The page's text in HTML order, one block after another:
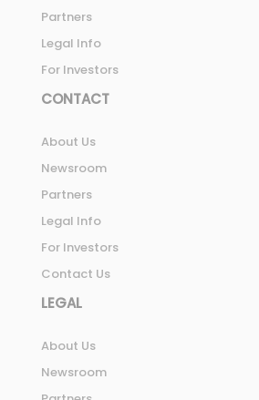
Partners
Legal Info
For Investors
CONTACT
About Us
Newsroom
Partners
Legal Info
For Investors
Contact Us
LEGAL
About Us
Newsroom